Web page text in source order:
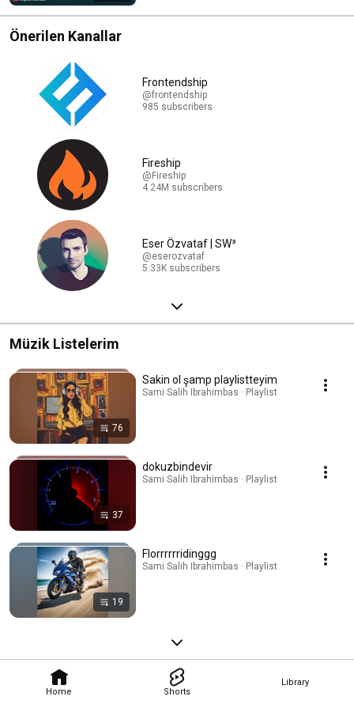
Home Shorts
Library
Önerilen Kanallar
Frontendship
@frontendship
985 subscribers
Fireship
@Fireship
4.24M subscribers
Eser Özvataf | SW³
@eserozvataf
5.33K subscribers
Müzik Listelerim
76
Sakin ol şamp playlistteyim
Sami Salih Ibrahimbas · Playlist
37
dokuzbindevir
Sami Salih Ibrahimbas · Playlist
19
Florrrrrridinggg
Sami Salih Ibrahimbas · Playlist